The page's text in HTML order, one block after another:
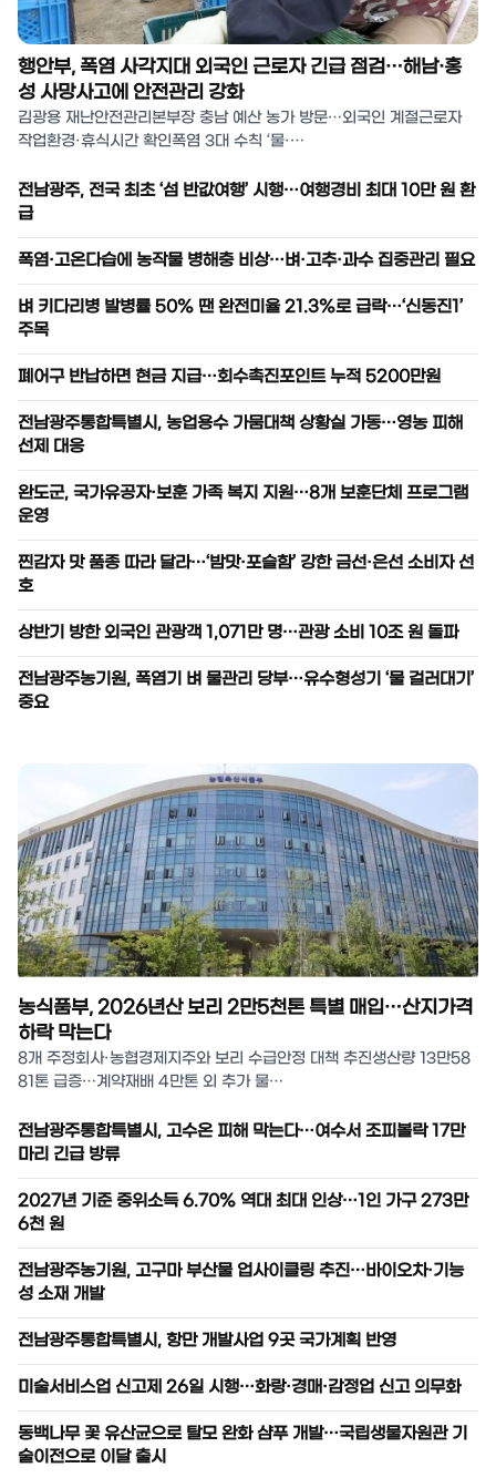
행안부, 폭염 사각지대 외국인 근로자 긴급 점검…해남·홍
성 사망사고에 안전관리 강화
김광용 재난안전관리본부장 충남 예산 농가 방문…외국인 계절근로자
작업환경·휴식시간 확인폭염 3대 수칙 ‘물·…
전남광주, 전국 최초 ‘섬 반값여행’ 시행…여행경비 최대 10만 원 환
급
폭염·고온다습에 농작물 병해충 비상…벼·고추·과수 집중관리 필요
벼 키다리병 발병률 50% 땐 완전미율 21.3%로 급락…‘신동진1’
주목
폐어구 반납하면 현금 지급…회수촉진포인트 누적 5200만원
전남광주통합특별시, 농업용수 가뭄대책 상황실 가동…영농 피해
선제 대응
완도군, 국가유공자·보훈 가족 복지 지원…8개 보훈단체 프로그램
운영
찐감자 맛 품종 따라 달라…‘밤맛·포슬함’ 강한 금선·은선 소비자 선
호
상반기 방한 외국인 관광객 1,071만 명…관광 소비 10조 원 돌파
전남광주농기원, 폭염기 벼 물관리 당부…유수형성기 ‘물 걸러대기’
중요
농식품부, 2026년산 보리 2만5천톤 특별 매입…산지가격
하락 막는다
8개 주정회사·농협경제지주와 보리 수급안정 대책 추진생산량 13만58
81톤 급증…계약재배 4만톤 외 추가 물…
전남광주통합특별시, 고수온 피해 막는다…여수서 조피볼락 17만
마리 긴급 방류
2027년 기준 중위소득 6.70% 역대 최대 인상…1인 가구 273만
6천 원
전남광주농기원, 고구마 부산물 업사이클링 추진…바이오차·기능
성 소재 개발
전남광주통합특별시, 항만 개발사업 9곳 국가계획 반영
미술서비스업 신고제 26일 시행…화랑·경매·감정업 신고 의무화
동백나무 꽃 유산균으로 탈모 완화 샴푸 개발…국립생물자원관 기
술이전으로 이달 출시